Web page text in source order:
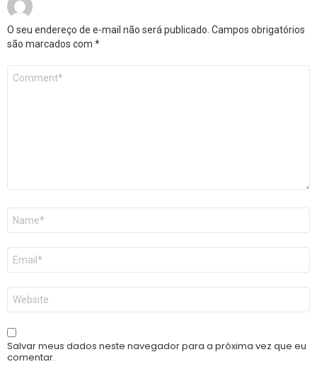
O seu endereço de e-mail não será publicado. Campos obrigatórios
são marcados com *
Comentário
Nome
E-
mail
*
Site
Salvar meus dados neste navegador para a próxima vez que eu
comentar.